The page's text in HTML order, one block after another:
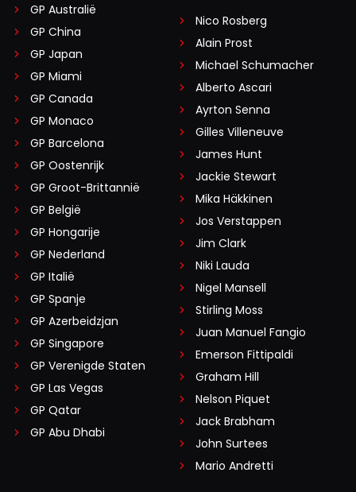
GP Australië
GP China
GP Japan
GP Miami
GP Canada
GP Monaco
GP Barcelona
GP Oostenrijk
GP Groot-Brittannië
GP België
GP Hongarije
GP Nederland
GP Italië
GP Spanje
GP Azerbeidzjan
GP Singapore
GP Verenigde Staten
GP Las Vegas
GP Qatar
GP Abu Dhabi
Nico Rosberg
Alain Prost
Michael Schumacher
Alberto Ascari
Ayrton Senna
Gilles Villeneuve
James Hunt
Jackie Stewart
Mika Häkkinen
Jos Verstappen
Jim Clark
Niki Lauda
Nigel Mansell
Stirling Moss
Juan Manuel Fangio
Emerson Fittipaldi
Graham Hill
Nelson Piquet
Jack Brabham
John Surtees
Mario Andretti